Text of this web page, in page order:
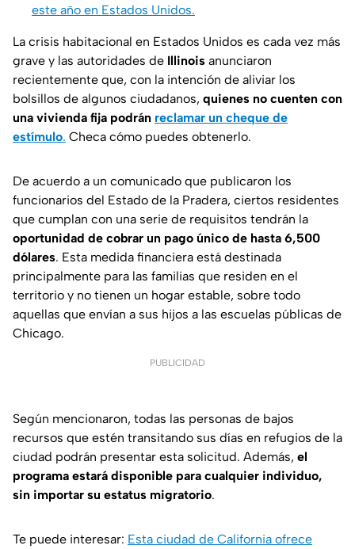
este año en Estados Unidos.
La crisis habitacional en Estados Unidos es cada vez más
grave y las autoridades de Illinois anunciaron
recientemente que, con la intención de aliviar los
bolsillos de algunos ciudadanos, quienes no cuenten con
una vivienda fija podrán reclamar un cheque de
estímulo. Checa cómo puedes obtenerlo.
De acuerdo a un comunicado que publicaron los
funcionarios del Estado de la Pradera, ciertos residentes
que cumplan con una serie de requisitos tendrán la
oportunidad de cobrar un pago único de hasta 6,500
dólares. Esta medida financiera está destinada
principalmente para las familias que residen en el
territorio y no tienen un hogar estable, sobre todo
aquellas que envían a sus hijos a las escuelas públicas de
Chicago.
PUBLICIDAD
Según mencionaron, todas las personas de bajos
recursos que estén transitando sus días en refugios de la
ciudad podrán presentar esta solicitud. Además, el
programa estará disponible para cualquier individuo,
sin importar su estatus migratorio.
Te puede interesar: Esta ciudad de California ofrece